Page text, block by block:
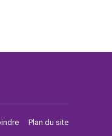
Plan du site